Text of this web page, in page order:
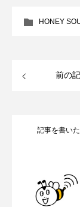
かしこいグレ
こうべさんだ
こうべさんだ
HONEY
前の
記事を書い